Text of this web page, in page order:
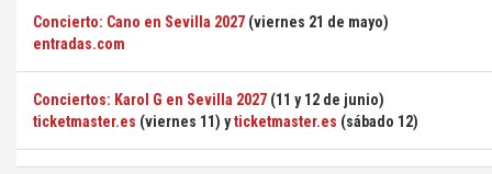
Concierto: Cano en Sevilla 2027 (viernes 21 de mayo)
entradas.com
Conciertos: Karol G en Sevilla 2027 (11 y 12 de junio)
ticketmaster.es (viernes 11) yticketmaster.es (sábado 12)